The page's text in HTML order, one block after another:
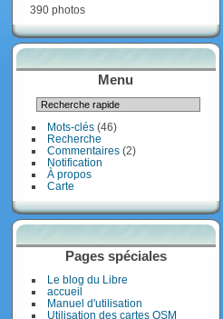
390 photos
Menu
Mots-clés(46)
Recherche
Commentaires(2)
Notification
À propos
Carte
Pages spéciales
Le blog du Libre
accueil
Manuel d'utilisation
Utilisation des cartes OSM